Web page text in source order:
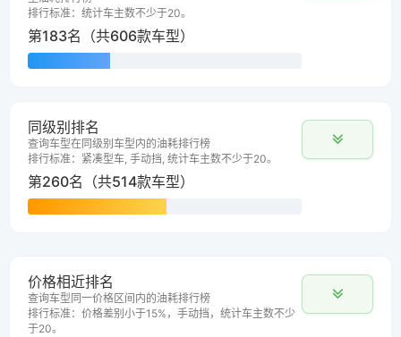
排行标准：统计车主数不少于20。
第183名（共606款车型）
同级别排名
查询车型在同级别车型内的油耗排行榜
排行标准：紧凑型车, 手动挡, 统计车主数不少于20。
第260名（共514款车型）
价格相近排名
查询车型同一价格区间内的油耗排行榜
排行标准：价格差别小于15%，手动挡，统计车主数不少
于20。